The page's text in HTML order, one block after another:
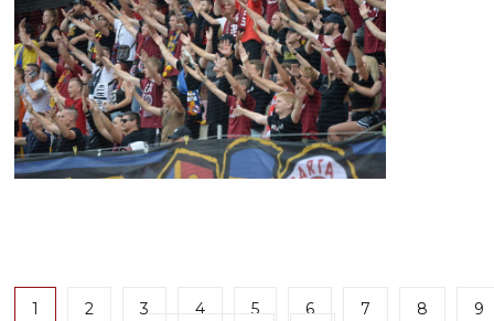
1 2 3 4 5 6 7 8 9